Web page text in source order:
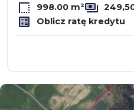
998.00 m²
Oblicz ratę kredytu